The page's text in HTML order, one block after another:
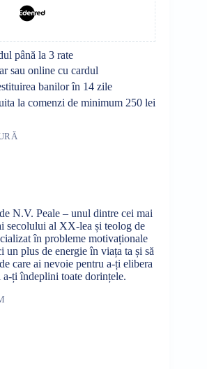
până la 3 rate
sau online cu cardul
banilor în 14 zile
la comenzi de minimum 250 lei
N.V. Peale – unul dintre cei mai
secolului al XX-lea și teolog de
în probleme motivaționale
un plus de energie în viața ta și să
care ai nevoie pentru a-ți elibera
a-ți îndeplini toate dorințele.